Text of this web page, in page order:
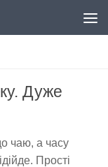
Дуже
чаю, а часу
Прості